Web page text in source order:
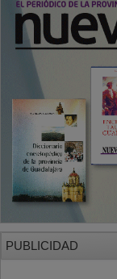
PUBLICIDAD